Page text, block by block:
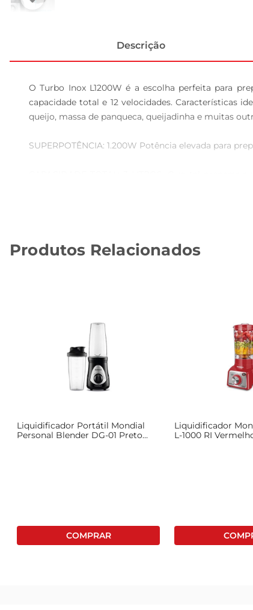
Descrição
O Turbo Inox L1200W é a escolha perfeita para
capacidade total e 12 velocidades. Características
queijo, massa de panqueca, queijadinha e muitas
SUPERPOTÊNCIA: 1.200W Potência elevada para
JARRA RESISTENTE: O copo do liquidificador
12 VELOCIDADES  PULSAR/GELO: Escolha a
FUNÇÃO AUTOLIMPEZA: Higienização rápida e
JARRA: BPA FREE  SEM CHEIRO: O material não
Produtos Relacionados
Liquidificador Portátil Mondial
Personal Blender DG-01 Preto
Liquidificador
L-1000 RI